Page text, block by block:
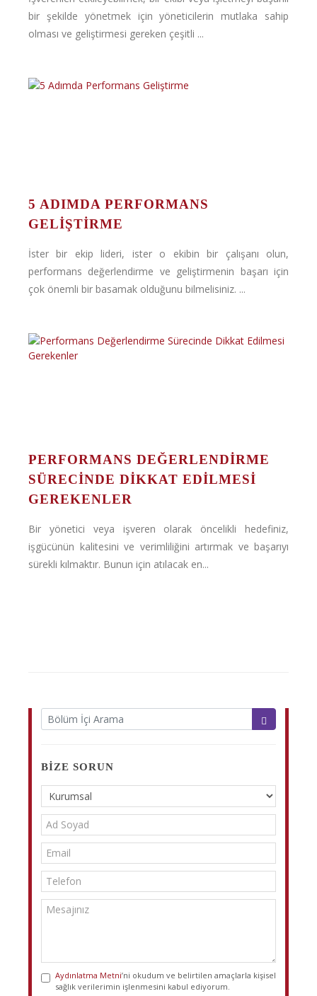
bir şekilde yönetmek için yöneticilerin mutlaka sahip
olması ve geliştirmesi gereken çeşitli ...
5 ADIMDA PERFORMANS
GELIŞTIRME
İster bir ekip lideri, ister o ekibin bir çalışanı olun,
performans değerlendirme ve geliştirmenin başarı için
çok önemli bir basamak olduğunu bilmelisiniz. ...
PERFORMANS DEĞERLENDIRME
SÜRECINDE DIKKAT EDILMESI
GEREKENLER
Bir yönetici veya işveren olarak öncelikli hedefiniz,
işgücünün kalitesini ve verimliliğini artırmak ve başarıyı
sürekli kılmaktır. Bunun için atılacak en...
BIZE SORUN
Aydınlatma Metni’ni okudum ve belirtilen amaçlarla kişisel
sağlık verilerimin işlenmesini kabul ediyorum.